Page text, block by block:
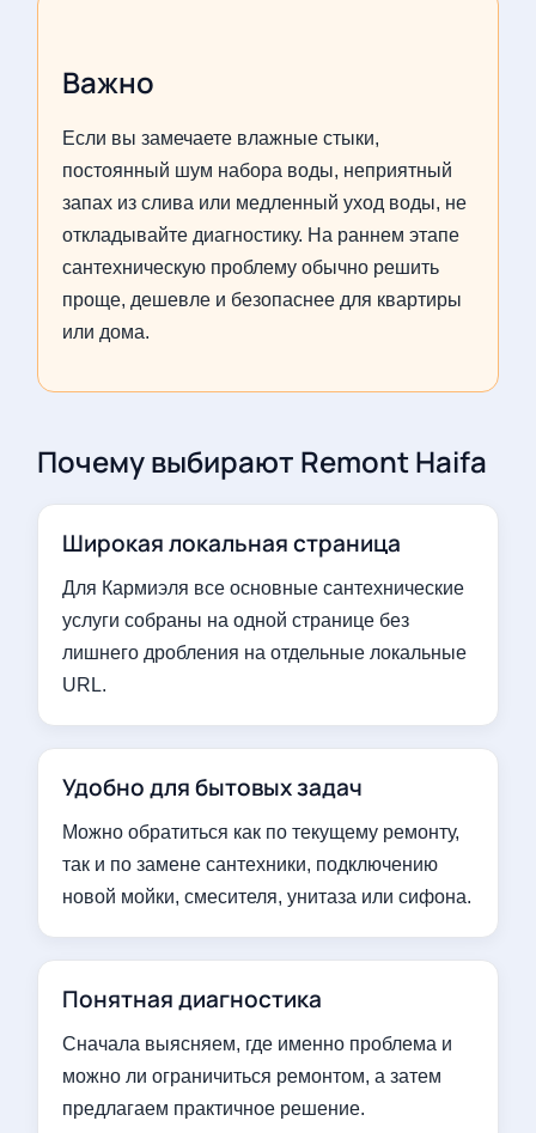
Важно
Если вы замечаете влажные стыки,
постоянный шум набора воды, неприятный
запах из слива или медленный уход воды, не
откладывайте диагностику. На раннем этапе
сантехническую проблему обычно решить
проще, дешевле и безопаснее для квартиры
или дома.
Почему выбирают Remont Haifa
Широкая локальная страница
Для Кармиэля все основные сантехнические
услуги собраны на одной странице без
лишнего дробления на отдельные локальные
URL.
Удобно для бытовых задач
Можно обратиться как по текущему ремонту,
так и по замене сантехники, подключению
новой мойки, смесителя, унитаза или сифона.
Понятная диагностика
Сначала выясняем, где именно проблема и
можно ли ограничиться ремонтом, а затем
предлагаем практичное решение.